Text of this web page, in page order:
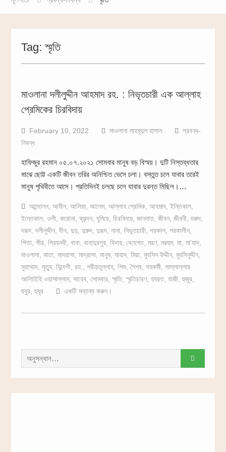
Tag:স্মৃতি
মাওলানা দলীলুদ্দীন আহমাদ রহ. : নিভৃতচারী এক আল্লাহ
প্রেমিকের চিরবিদায়
February 10, 2022 মাওলানা মাহমূদুল হাসান
প্রবন্ধ-
নিবন্ধ
হাফিজুর রহমান ০৫.০৭.২০২১ সোমবার মানুষ বড় বিস্ময়। দুটি নিস্তব্ধতার
মাঝে ছোট্ট একটি জীবন তরির অনিশ্চিত ভেসে চলা। বস্তুত চলে যাবার তরেই
মানুষ পৃথিবীতে আসে। প্রতিদিনই চলছে চলে যাবার দুরন্ত মিছিল।…
আন্দোলন, আমীন, আলিয়া, আলেম, আল্লাহ প্রেমিক, আহমাদ, ইন্তিকাল,
ইন্তেকাল, ওলী, করোনা,ক্রন্দন, ঘুমিয়ে, চিরবিদায়, জান্নাত, জীবন, জীবনী,দরুদ,
দরূদ,দলীলুদ্দীন,দীন, দুদু, দুরুদ, দুরূদ, নানা, নিভৃতচারী, পরকাল, পরকালীন,
পিতা, পীর, প্রিয়নবী, বাবা, বাহাদুরপুর, বিদায়, বেহেশত, মরণ, মরহুম, মা, মা’হাদ,
মাওলানা, মাতা, মাদরাসা, মাদ্রাসা, মানুষ, মাহাদ, মিয়া, মুহসিন উদ্দীন, মুহসিনুদ্দীন,
মুহাম্মাদ, মৃত্যু, যিন্দেগী, রহ. শরীয়তুল্লাহ, শিশু,শৈশব, সহকর্মী, সাল্লাল্লাহু
আলািইহি ওয়াসাল্লাম, সাহেব, সোমবার,স্মৃতি,স্মৃতিচারণ, হযরত, হাজী,হুজুর,
হুযুর,হুযূর একটি মন্তব্য করুন।
করাঃ